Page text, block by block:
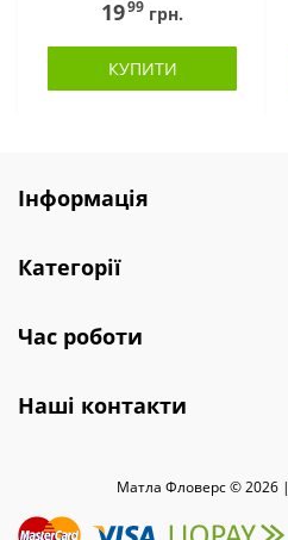
1999 грн.
КУПИТИ
Інформація
Категорії
Час роботи
Наші контакти
Матла Фловерс © 2026 |